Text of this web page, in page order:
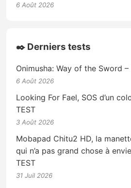
6 Août 2026
✒️ Derniers tests
Onimusha: Way of the Sword –
6 Août 2026
Looking For Fael, SOS d’un
TEST
3 Août 2026
Mobapad Chitu2 HD, la
qui n’a pas grand chose à
TEST
31 Juil 2026